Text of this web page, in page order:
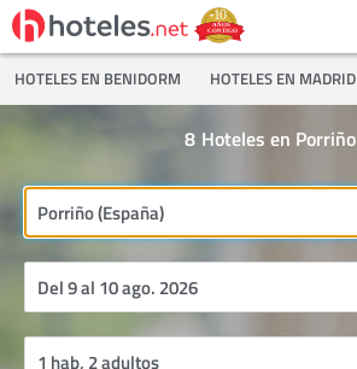
HOTELES EN BENIDORM HOTELES EN MADRID
Hoteles en Porriño
8